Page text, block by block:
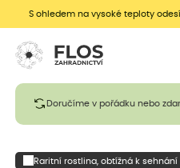
S ohledem na vysoké teploty
Doručíme v pořádku nebo
Raritní rostlina, obtížná k sehnání